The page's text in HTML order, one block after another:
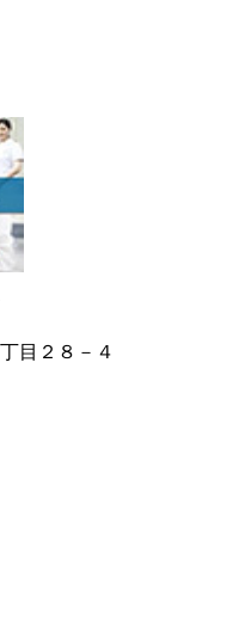
目２８－４